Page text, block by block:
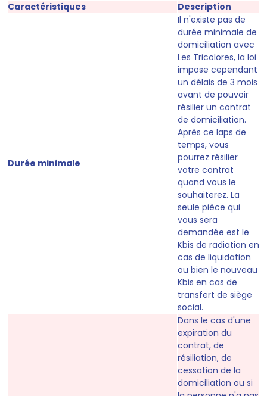
Caractéristiques Description
Durée minimale
Il n'existe pas de
durée minimale de
domiciliation avec
Les Tricolores, la loi
impose cependant
un délais de 3 mois
avant de pouvoir
résilier un contrat
de domiciliation.
Après ce laps de
temps, vous
pourrez résilier
votre contrat
quand vous le
souhaiterez. La
seule pièce qui
vous sera
demandée est le
Kbis de radiation en
cas de liquidation
ou bien le nouveau
Kbis en cas de
transfert de siège
social.
Dans le cas d'une
expiration du
contrat, de
résiliation, de
cessation de la
domiciliation ou si